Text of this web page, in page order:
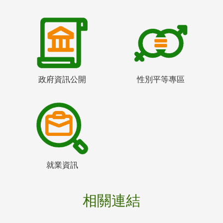
政府資訊公開 性別平等專區
就業資訊
相關連結